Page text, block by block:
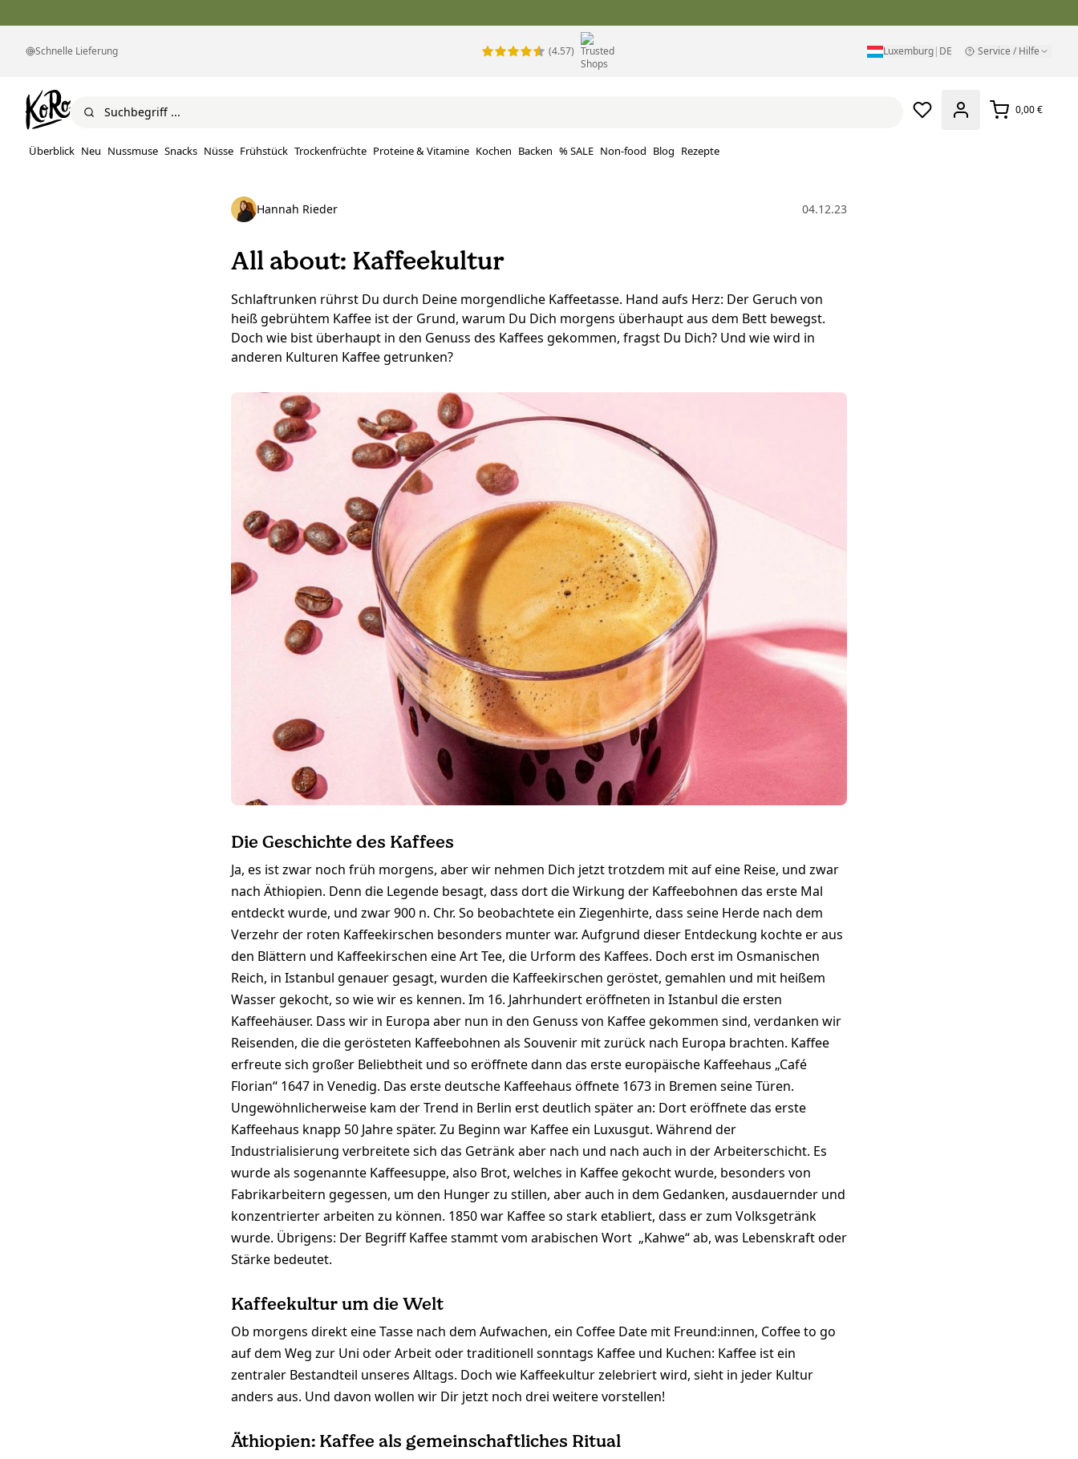
Schnelle Lieferung (4.57) Luxemburg| DE Service / Hilfe
0,00 €
Überblick Neu Nussmuse Snacks Nüsse Frühstück Trockenfrüchte Proteine ​​& Vitamine Kochen Backen % SALE Non-food Blog Rezepte
Hannah Rieder 04.12.23
All about: Kaffeekultur
Schlaftrunken rührst Du durch Deine morgendliche Kaffeetasse. Hand aufs Herz: Der Geruch von
heiß gebrühtem Kaffee ist der Grund, warum Du Dich morgens überhaupt aus dem Bett bewegst.
Doch wie bist überhaupt in den Genuss des Kaffees gekommen, fragst Du Dich? Und wie wird in
anderen Kulturen Kaffee getrunken?
Die Geschichte des Kaffees
Ja, es ist zwar noch früh morgens, aber wir nehmen Dich jetzt trotzdem mit auf eine Reise, und zwar
nach Äthiopien. Denn die Legende besagt, dass dort die Wirkung der Kaffeebohnen das erste Mal
entdeckt wurde, und zwar 900 n. Chr. So beobachtete ein Ziegenhirte, dass seine Herde nach dem
Verzehr der roten Kaffeekirschen besonders munter war. Aufgrund dieser Entdeckung kochte er aus
den Blättern und Kaffeekirschen eine Art Tee, die Urform des Kaffees. Doch erst im Osmanischen
Reich, in Istanbul genauer gesagt, wurden die Kaffeekirschen geröstet, gemahlen und mit heißem
Wasser gekocht, so wie wir es kennen. Im 16. Jahrhundert eröffneten in Istanbul die ersten
Kaffeehäuser. Dass wir in Europa aber nun in den Genuss von Kaffee gekommen sind, verdanken wir
Reisenden, die die gerösteten Kaffeebohnen als Souvenir mit zurück nach Europa brachten. Kaffee
erfreute sich großer Beliebtheit und so eröffnete dann das erste europäische Kaffeehaus „Café
Florian“ 1647 in Venedig. Das erste deutsche Kaffeehaus öffnete 1673 in Bremen seine Türen.
Ungewöhnlicherweise kam der Trend in Berlin erst deutlich später an: Dort eröffnete das erste
Kaffeehaus knapp 50 Jahre später. Zu Beginn war Kaffee ein Luxusgut. Während der
Industrialisierung verbreitete sich das Getränk aber nach und nach auch in der Arbeiterschicht. Es
wurde als sogenannte Kaffeesuppe, also Brot, welches in Kaffee gekocht wurde, besonders von
Fabrikarbeitern gegessen, um den Hunger zu stillen, aber auch in dem Gedanken, ausdauernder und
konzentrierter arbeiten zu können. 1850 war Kaffee so stark etabliert, dass er zum Volksgetränk
wurde. Übrigens: Der Begriff Kaffee stammt vom arabischen Wort „Kahwe“ ab, was Lebenskraft oder
Stärke bedeutet.
Kaffeekultur um die Welt
Ob morgens direkt eine Tasse nach dem Aufwachen, ein Coffee Date mit Freund:innen, Coffee to go
auf dem Weg zur Uni oder Arbeit oder traditionell sonntags Kaffee und Kuchen: Kaffee ist ein
zentraler Bestandteil unseres Alltags. Doch wie Kaffeekultur zelebriert wird, sieht in jeder Kultur
anders aus. Und davon wollen wir Dir jetzt noch drei weitere vorstellen!
Äthiopien: Kaffee als gemeinschaftliches Ritual